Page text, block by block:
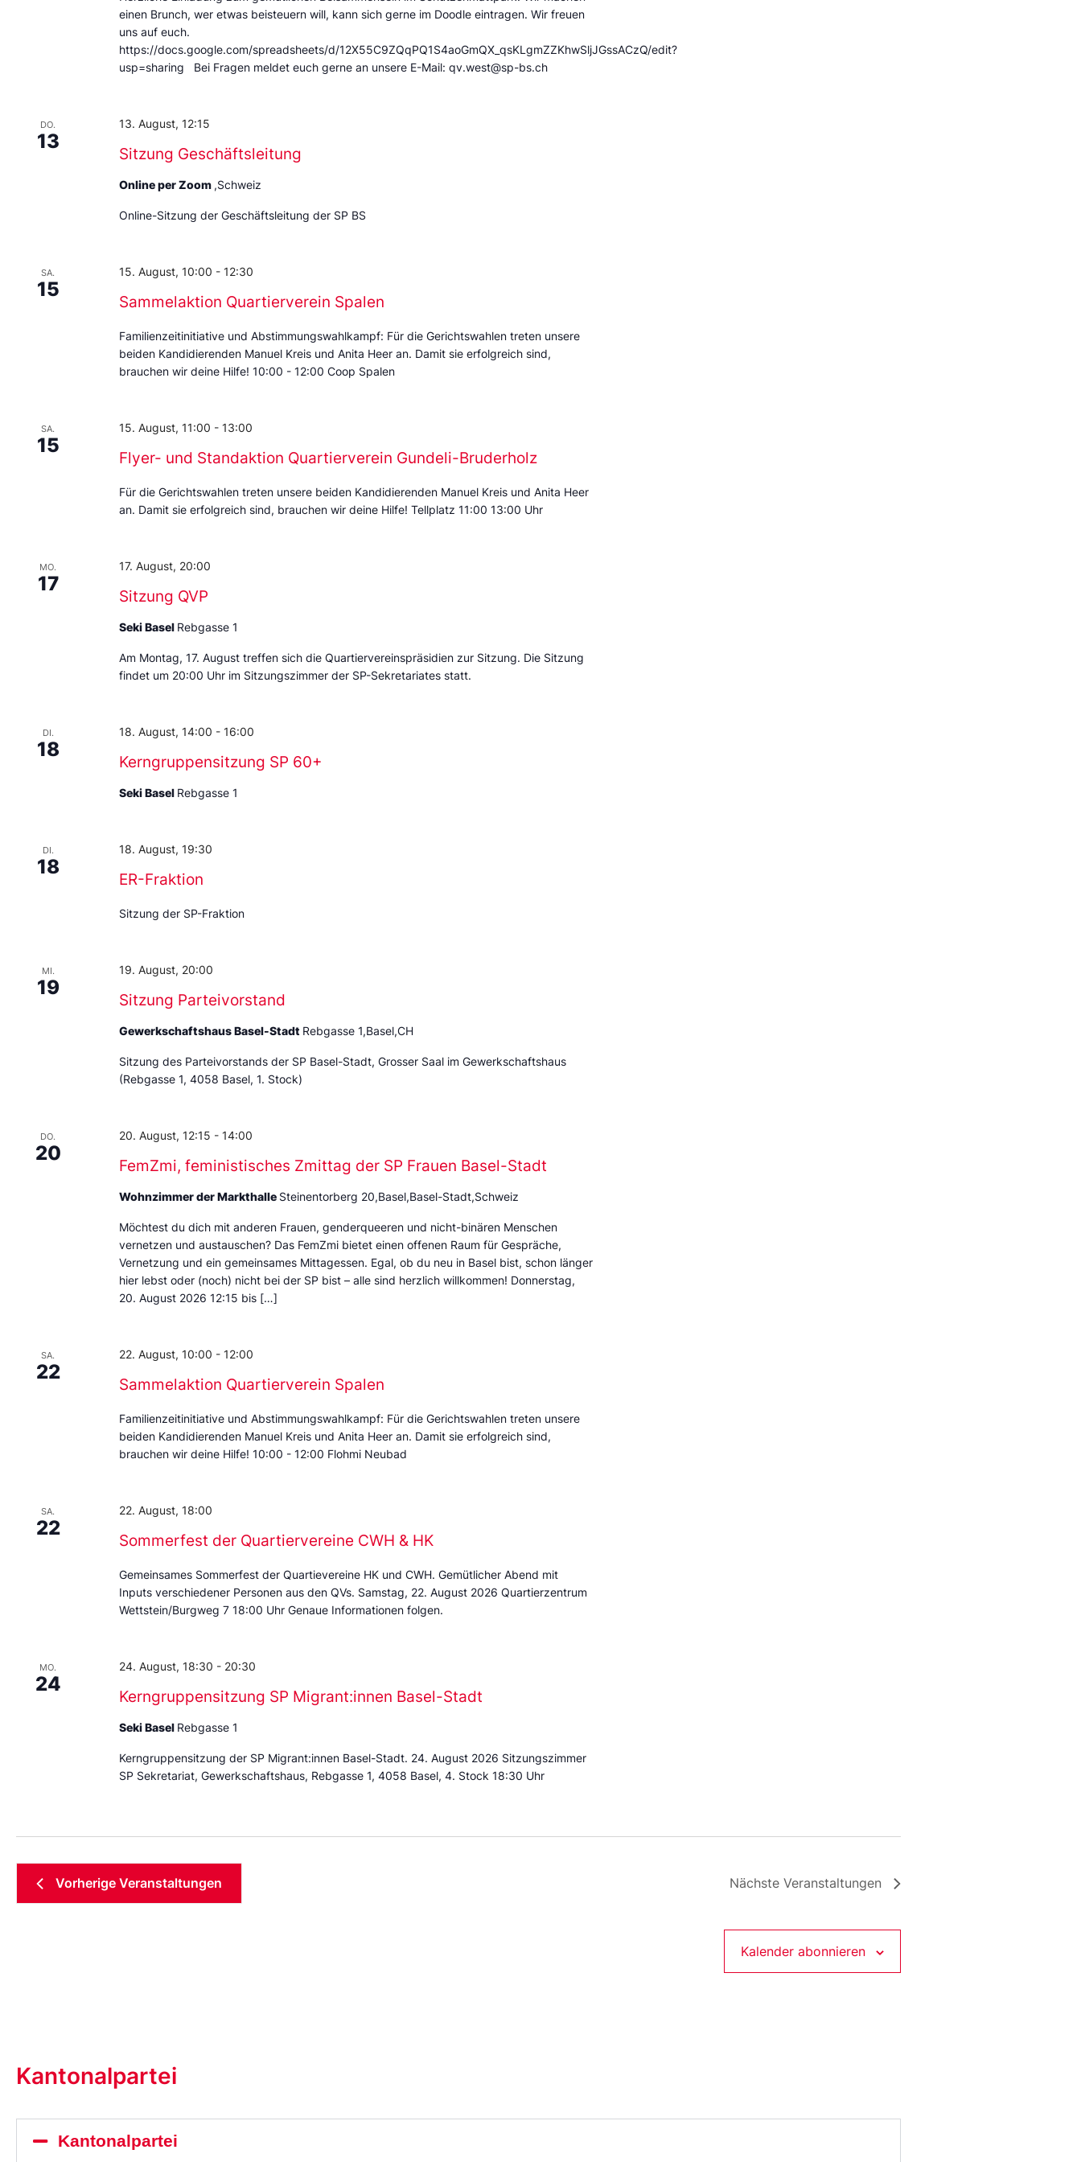
einen Brunch, wer etwas beisteuern will, kann sich gerne im Doodle eintragen. Wir freuen
uns auf euch.
https://docs.google.com/spreadsheets/d/12X55C9ZQqPQ1S4aoGmQX_qsKLgmZZKhwSljJGssACzQ/edit?
usp=sharing Bei Fragen meldet euch gerne an unsere E-Mail: qv.west@sp-bs.ch
DO.
13
Sitzung Geschäftsleitung
13. August, 12:15
Online per Zoom ,Schweiz
Online-Sitzung der Geschäftsleitung der SP BS
SA.
15
Sammelaktion Quartierverein Spalen
15. August, 10:00 - 12:30
Familienzeitinitiative und Abstimmungswahlkampf: Für die Gerichtswahlen treten unsere
beiden Kandidierenden Manuel Kreis und Anita Heer an. Damit sie erfolgreich sind,
brauchen wir deine Hilfe! 10:00 - 12:00 Coop Spalen
SA.
15
Flyer- und Standaktion Quartierverein Gundeli-Bruderholz
15. August, 11:00 - 13:00
Für die Gerichtswahlen treten unsere beiden Kandidierenden Manuel Kreis und Anita Heer
an. Damit sie erfolgreich sind, brauchen wir deine Hilfe! Tellplatz 11:00 13:00 Uhr
MO.
17
Sitzung QVP
17. August, 20:00
Seki Basel Rebgasse 1
Am Montag, 17. August treffen sich die Quartiervereinspräsidien zur Sitzung. Die Sitzung
findet um 20:00 Uhr im Sitzungszimmer der SP-Sekretariates statt.
DI.
18
Kerngruppensitzung SP 60+
18. August, 14:00 - 16:00
Seki Basel Rebgasse 1
DI.
18
ER-Fraktion
18. August, 19:30
Sitzung der SP-Fraktion
MI.
19
Sitzung Parteivorstand
19. August, 20:00
Gewerkschaftshaus Basel-Stadt Rebgasse 1,Basel,CH
Sitzung des Parteivorstands der SP Basel-Stadt, Grosser Saal im Gewerkschaftshaus
(Rebgasse 1, 4058 Basel, 1. Stock)
DO.
20
FemZmi, feministisches Zmittag der SP Frauen Basel-Stadt
20. August, 12:15 - 14:00
Wohnzimmer der Markthalle Steinentorberg 20,Basel,Basel-Stadt,Schweiz
Möchtest du dich mit anderen Frauen, genderqueeren und nicht-binären Menschen
vernetzen und austauschen? Das FemZmi bietet einen offenen Raum für Gespräche,
Vernetzung und ein gemeinsames Mittagessen. Egal, ob du neu in Basel bist, schon länger
hier lebst oder (noch) nicht bei der SP bist – alle sind herzlich willkommen! Donnerstag,
20. August 2026 12:15 bis […]
SA.
22
Sammelaktion Quartierverein Spalen
22. August, 10:00 - 12:00
Familienzeitinitiative und Abstimmungswahlkampf: Für die Gerichtswahlen treten unsere
beiden Kandidierenden Manuel Kreis und Anita Heer an. Damit sie erfolgreich sind,
brauchen wir deine Hilfe! 10:00 - 12:00 Flohmi Neubad
SA.
22
Sommerfest der Quartiervereine CWH & HK
22. August, 18:00
Gemeinsames Sommerfest der Quartievereine HK und CWH. Gemütlicher Abend mit
Inputs verschiedener Personen aus den QVs. Samstag, 22. August 2026 Quartierzentrum
Wettstein/Burgweg 7 18:00 Uhr Genaue Informationen folgen.
MO.
24
Kerngruppensitzung SP Migrant:innen Basel-Stadt
24. August, 18:30 - 20:30
Seki Basel Rebgasse 1
Kerngruppensitzung der SP Migrant:innen Basel-Stadt. 24. August 2026 Sitzungszimmer
SP Sekretariat, Gewerkschaftshaus, Rebgasse 1, 4058 Basel, 4. Stock 18:30 Uhr
Vorherige Veranstaltungen Nächste Veranstaltungen
Kalender abonnieren
Kantonalpartei
Kantonalpartei